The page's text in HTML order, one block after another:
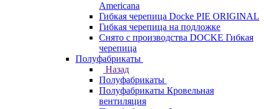
Americana
Гибкая черепица Docke PIE ОRIGINАL
Гибкая черепица на подложке
Снято с производства DOCKE Гибкая
черепица
Полуфабрикаты
Назад
Полуфабрикаты
Полуфабрикаты Кровельная
вентиляция